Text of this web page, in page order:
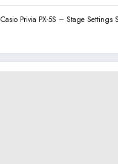
Casio Privia PX-5S – Stage Settings